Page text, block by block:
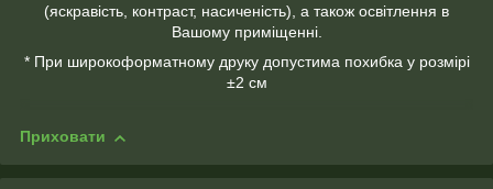
(яскравість, контраст, насиченість), а також освітлення в
Вашому приміщенні.
* При широкоформатному друку допустима похибка у розмірі
±2 см
Приховати